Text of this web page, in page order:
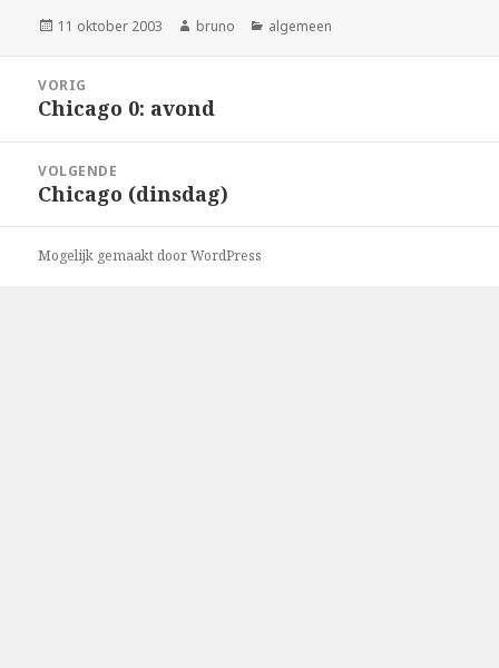
Geplaatst
11 oktober 2003 Auteur
bruno Categorieën
algemeen
navigatie
VORIG
Vorig
Chicago 0: avond
VOLGENDE
Volgend
Chicago (dinsdag)
Mogelijk gemaakt door WordPress